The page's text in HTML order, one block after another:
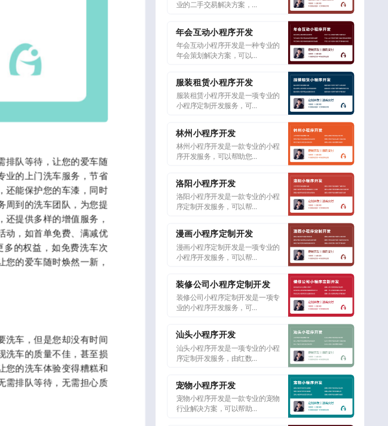
排队等待，让您的爱车随
业的上门洗车服务，节省
还能保护您的车漆，同时
周到的洗车团队，为您提
提供多样的增值服务，
动，如首单免费、满减优
的权益，如免费洗车次
的爱车随时焕然一新，
洗车，但是您却没有时间
洗车的质量不佳，甚至损
您的洗车体验变得糟糕和
需排队等待，无需担心质
业的二手交易解决方案，...
年会互动小程序开发
年会互动小程序开发是一种专业的
年会策划解决方案，可以...
服装租赁小程序开发
服装租赁小程序开发是一项专业的
小程序定制开发服务，可...
林州小程序开发
林州小程序开发是一款专业的小程
序开发服务，可以帮助您...
洛阳小程序开发
洛阳小程序开发是一款专业的小程
序定制开发服务，可以帮...
漫画小程序定制开发
漫画小程序定制开发是一项专业的
小程序开发服务，可以帮...
装修公司小程序定制开发
装修公司小程序定制开发是一项专
业的小程序开发服务，可...
汕头小程序开发
汕头小程序开发是一项专业的小程
序定制开发服务，由红数...
宠物小程序开发
宠物小程序开发是一款专业的宠物
行业解决方案，可以帮助...